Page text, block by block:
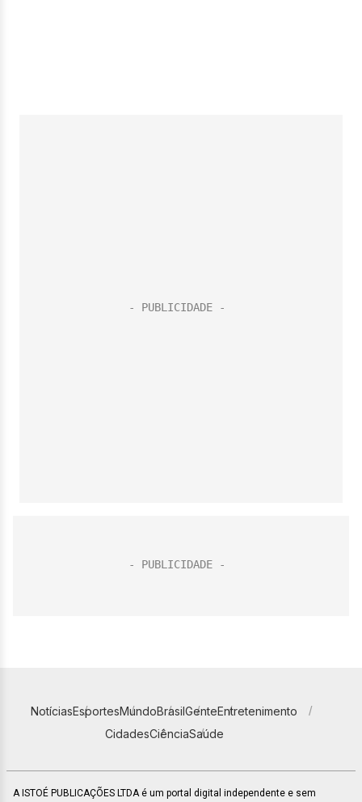
NotíciasEsportesMundoBrasilGenteEntretenimento
CidadesCiênciaSaúde
A ISTOÉ PUBLICAÇÕES LTDA é um portal digital independente e sem